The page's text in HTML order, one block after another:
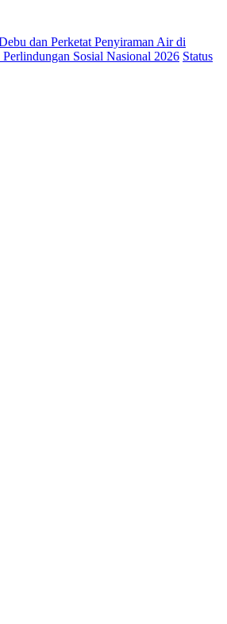
dan Perketat Penyiraman Air di
Sosial Nasional 2026 Status